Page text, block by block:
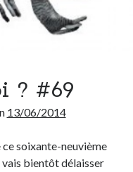
? #69
13/06/2014
soixante-neuvième
bientôt délaisser